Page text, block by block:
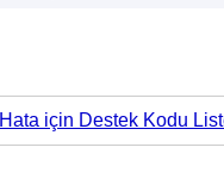
Hata için Destek Kodu